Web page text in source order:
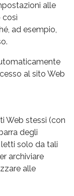
alle
così
ad esempio,
al sito Web
Web stessi (con
degli
solo da tali
archiviare
alle